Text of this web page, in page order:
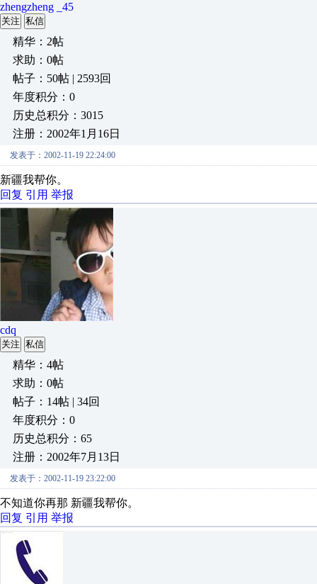
zhengzheng _45
关注 私信
精华：2帖
求助：0帖
帖子：50帖 | 2593回
年度积分：0
历史总积分：3015
注册：2002年1月16日
发表于：2002-11-19 22:24:00
新疆我帮你。
回复 引用 举报
cdq
关注 私信
精华：4帖
求助：0帖
帖子：14帖 | 34回
年度积分：0
历史总积分：65
注册：2002年7月13日
发表于：2002-11-19 23:22:00
不知道你再那 新疆我帮你。
回复 引用 举报